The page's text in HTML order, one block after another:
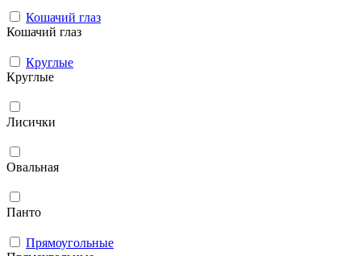
Кошачий глаз
Кошачий глаз
Круглые
Круглые
Лисички
Овальная
Панто
Прямоугольные